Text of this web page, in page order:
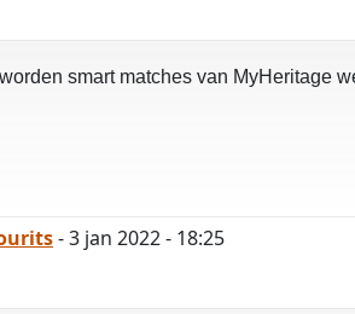
smart matches van MyHeritage
- 3 jan 2022 - 18:25